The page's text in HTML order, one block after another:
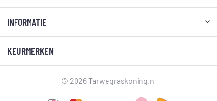
INFORMATIE
KEURMERKEN
© 2026 Tarwegraskoning.nl